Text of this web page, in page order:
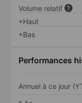
Volume relatif
+Haut
+Bas
Performances
Annuel à ce jour